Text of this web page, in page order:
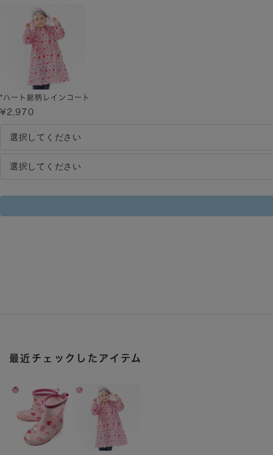
*ハート総柄レインコート
¥2,970
最近チェックしたアイテム